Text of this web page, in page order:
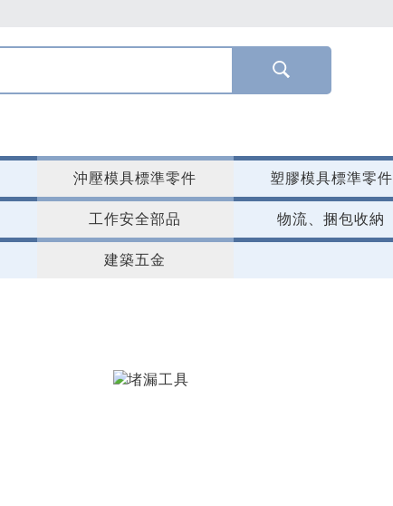
沖壓模具標準零件 塑膠模具標準零件
工作安全部品 物流、捆包收納
建築五金